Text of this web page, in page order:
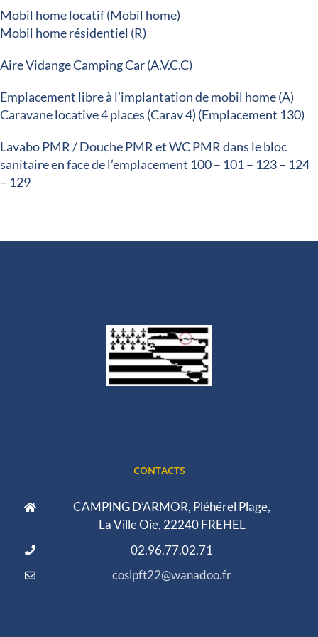
Mobil home locatif (Mobil home)
Mobil home résidentiel (R)
Aire Vidange Camping Car (A.V.C.C)
Emplacement libre à l’implantation de mobil home (A)
Caravane locative 4 places (Carav 4) (Emplacement 130)
Lavabo PMR / Douche PMR et WC PMR dans le bloc
sanitaire en face de l’emplacement 100 – 101 – 123 – 124
– 129
CONTACTS
CAMPING D’ARMOR, Pléhérel Plage,
La Ville Oie, 22240 FREHEL
02.96.77.02.71
coslpft22@wanadoo.fr